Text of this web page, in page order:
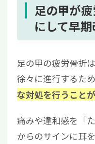
足の甲が
にして早
足の甲の疲労骨折
徐々に進行するため
な対処を行うこと
痛みや違和感を「
からのサインに耳